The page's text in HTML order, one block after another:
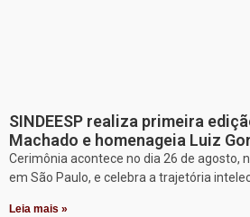
SINDEESP realiza primeira
Machado e homenageia Luiz
Cerimônia acontece no dia 26 de agosto,
em São Paulo, e celebra a trajetória
Leia mais »